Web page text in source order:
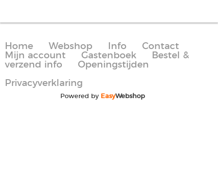
Home Webshop Info
Contact
Mijn account
Gastenboek
Bestel &
verzend info
Openingstijden
Privacyverklaring
Powered by EasyWebshop